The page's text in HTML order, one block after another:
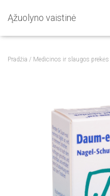
Ąžuolyno vaistinė
Pradžia / Medicinos ir slaugos prekės